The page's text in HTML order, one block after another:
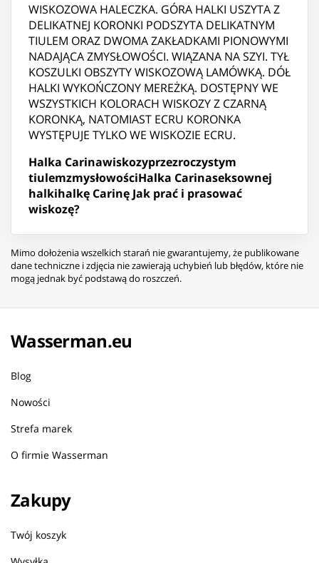
WISKOZOWA HALECZKA. GÓRA HALKI USZYTA Z
DELIKATNEJ KORONKI PODSZYTA DELIKATNYM
TIULEM ORAZ DWOMA ZAKŁADKAMI PIONOWYMI
NADAJĄCA ZMYSŁOWOŚCI. WIĄZANA NA SZYI. TYŁ
KOSZULKI OBSZYTY WISKOZOWĄ LAMÓWKĄ. DÓŁ
HALKI WYKOŃCZONY MEREŻKĄ. DOSTĘPNY WE
WSZYSTKICH KOLORACH WISKOZY Z CZARNĄ
KORONKĄ, NATOMIAST ECRU KORONKA
WYSTĘPUJE TYLKO WE WISKOZIE ECRU.
Halka Carinawiskozyprzezroczystym
tiulemzmysłowościHalka Carinaseksownej
halkihalkę Carinę Jak prać i prasować
wiskozę?
Mimo dołożenia wszelkich starań nie gwarantujemy, że publikowane
dane techniczne i zdjęcia nie zawierają uchybień lub błędów, które nie
mogą jednak być podstawą do roszczeń.
Wasserman.eu
Blog
Nowości
Strefa marek
O firmie Wasserman
Zakupy
Twój koszyk